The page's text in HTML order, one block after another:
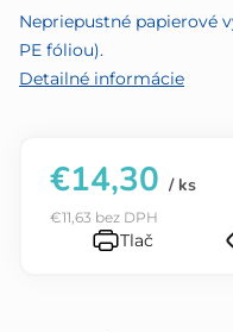
5
hviezdičiek.
Nepriepustné papierové
PE fóliou).
Detailné informácie
€14,30 / ks
€11,63 bez DPH
Tlač